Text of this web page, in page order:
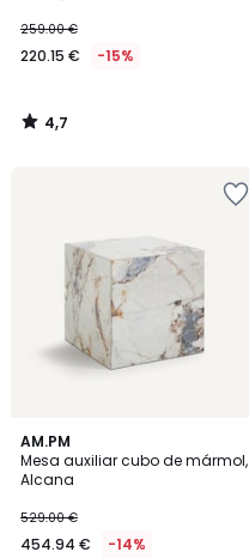
259.00 €
220.15 € -15%
4,7
/
AM.PM
Mesa auxiliar cubo de mármol,
Alcana
529.00 €
454.94 € -14%
5
/
5